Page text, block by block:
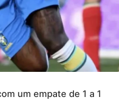
um empate de 1 a 1